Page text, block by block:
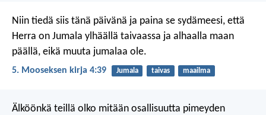
Niin tiedä siis tänä päivänä ja paina se sydämeesi, että
Herra on Jumala ylhäällä taivaassa ja alhaalla maan
päällä, eikä muuta jumalaa ole.
5. Mooseksen kirja 4:39 Jumala taivas maailma
Älköönkä teillä olko mitään osallisuutta pimeyden